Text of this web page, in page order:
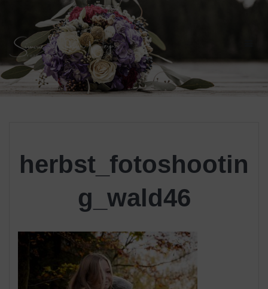
Skip
to
content
herbst_fotoshootin
g_wald46